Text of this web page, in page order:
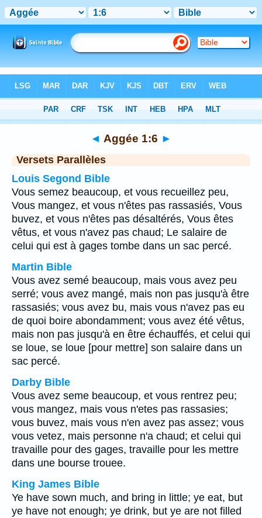
Chapitre 1> Verset 6
◄ Aggée 1:6 ►
Versets Parallèles
Louis Segond Bible
Vous semez beaucoup, et vous recueillez peu,
Vous mangez, et vous n'êtes pas rassasiés, Vous
buvez, et vous n'êtes pas désaltérés, Vous êtes
vêtus, et vous n'avez pas chaud; Le salaire de
celui qui est à gages tombe dans un sac percé.
Martin Bible
Vous avez semé beaucoup, mais vous avez peu
serré; vous avez mangé, mais non pas jusqu'à être
rassasiés; vous avez bu, mais vous n'avez pas eu
de quoi boire abondamment; vous avez été vêtus,
mais non pas jusqu'à en être échauffés, et celui qui
se loue, se loue [pour mettre] son salaire dans un
sac percé.
Darby Bible
Vous avez seme beaucoup, et vous rentrez peu;
vous mangez, mais vous n'etes pas rassasies;
vous buvez, mais vous n'en avez pas assez; vous
vous vetez, mais personne n'a chaud; et celui qui
travaille pour des gages, travaille pour les mettre
dans une bourse trouee.
King James Bible
Ye have sown much, and bring in little; ye eat, but
ye have not enough; ye drink, but ye are not filled